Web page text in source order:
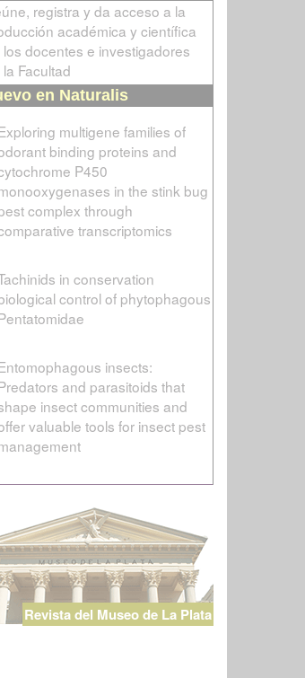
registra y da acceso a la
académica y científica
docentes e investigadores
Facultad
en Naturalis
multigene families of
binding proteins and
P450
in the stink bug
complex through
transcriptomics
in conservation
control of phytophagous
insects:
and parasitoids that
insect communities and
valuable tools for insect pest
Revista del Museo de La Plata